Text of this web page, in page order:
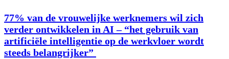
77% van de vrouwelijke werknemers wil zich
verder ontwikkelen in AI – “het gebruik van
artificiële intelligentie op de werkvloer wordt
steeds belangrijker”